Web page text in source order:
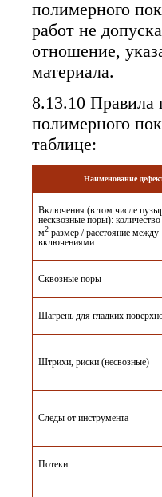
полимерного
работ не
отношение,
материала.
8.13.10 Правила
полимерного
таблице:
Наименование
Включения (в том числе
несквозные поры):
м2 размер / расстояние между
включениями
Сквозные поры
Шагрень для гладких
Штрихи, риски (несвозные)
Следы от инструмента
Потеки